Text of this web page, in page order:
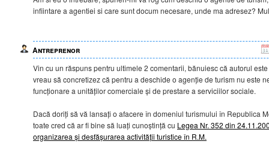
infiintare a agentiei si care sunt docum necesare, unde ma adresez?
Antreprenor
Vin cu un răspuns pentru ultimele 2 comentarii, bănuiesc că autorul
vreau să concretizez că pentru a deschide o agenție de turism nu este
funcționare a unităților comerciale și de prestare a serviciilor sociale.
Dacă doriți să vă lansați o afacere în domeniul turismului în Republica
toate cred că ar fi bine să luați cunoștință cu Legea Nr. 352 din
organizarea și desfășurarea activității turistice în R.M.